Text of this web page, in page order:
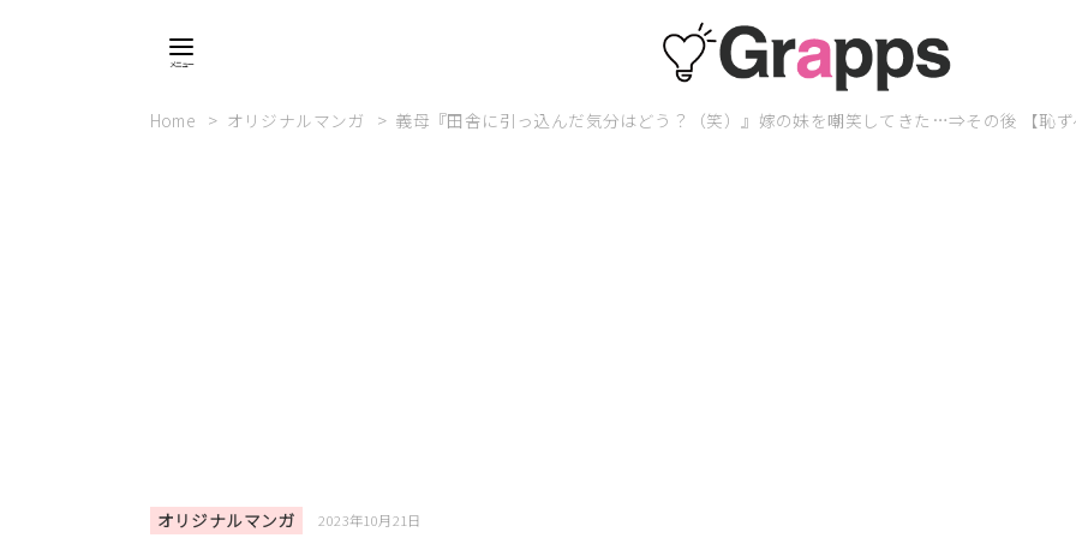
Home オリジナルマンガ 義母『田舎に引っ込んだ気分はどう？（笑）』嫁の妹を嘲笑してきた…⇒その後 【恥ず
オリジナルマンガ 2023年10月21日